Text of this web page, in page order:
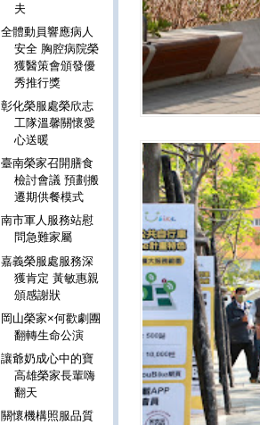
夫
全體動員響應病人
安全 胸腔病院榮
獲醫策會頒發優
秀推行獎
彰化榮服處榮欣志
工隊溫馨關懷愛
心送暖
臺南榮家召開膳食
檢討會議 預劃搬
遷期供餐模式
南市軍人服務站慰
問急難家屬
嘉義榮服處服務深
獲肯定 黃敏惠親
頒感謝狀
岡山榮家×何歡劇團
翻轉生命公演
讓爺奶成心中的寶
高雄榮家長輩嗨
翻天
關懷機構照服品質